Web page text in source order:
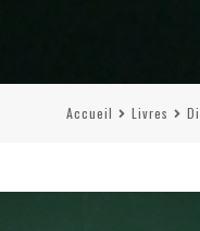
Accueil Livres